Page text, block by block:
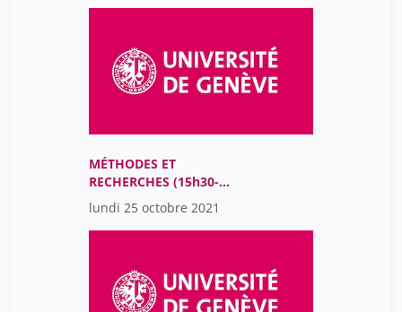
12h)
MÉTHODES ET
RECHERCHES (15h30-
17h30)
lundi 25 octobre 2021